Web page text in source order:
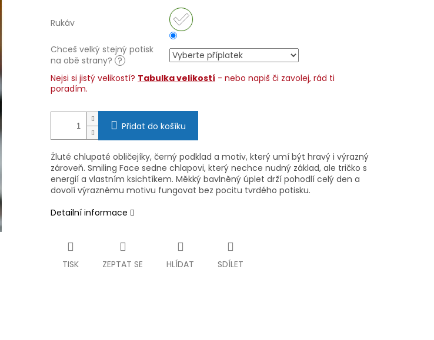
Rukáv
Chceš velký stejný potisk
na obě strany? ?
Nejsi si jistý velikostí? Tabulka velikostí - nebo napiš či zavolej, rád ti
poradím.
Přidat do košíku
Žluté chlupaté obličejíky, černý podklad a motiv, který umí být hravý i výrazný
zároveň. Smiling Face sedne chlapovi, který nechce nudný základ, ale tričko s
energií a vlastním ksichtíkem. Měkký bavlněný úplet drží pohodlí celý den a
dovolí výraznému motivu fungovat bez pocitu tvrdého potisku.
Detailní informace
TISK ZEPTAT SE HLÍDAT SDÍLET